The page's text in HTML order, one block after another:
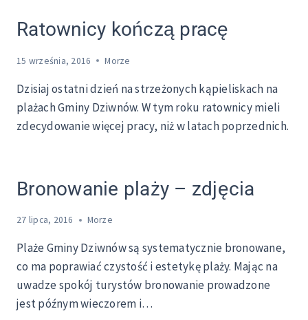
Ratownicy kończą pracę
15 września, 2016 Morze
Dzisiaj ostatni dzień na strzeżonych kąpieliskach na
plażach Gminy Dziwnów. W tym roku ratownicy mieli
zdecydowanie więcej pracy, niż w latach poprzednich.
Bronowanie plaży – zdjęcia
27 lipca, 2016 Morze
Plaże Gminy Dziwnów są systematycznie bronowane,
co ma poprawiać czystość i estetykę plaży. Mając na
uwadze spokój turystów bronowanie prowadzone
jest późnym wieczorem i…